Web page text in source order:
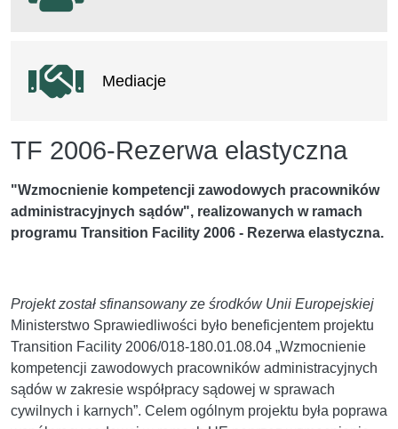
TF 2006-Rezerwa elastyczna
"Wzmocnienie kompetencji zawodowych pracowników
administracyjnych sądów", realizowanych w ramach
programu Transition Facility 2006 - Rezerwa elastyczna.
Projekt został sfinansowany ze środków Unii Europejskiej
Ministerstwo Sprawiedliwości było beneficjentem projektu
Transition Facility 2006/018-180.01.08.04 „Wzmocnienie
kompetencji zawodowych pracowników administracyjnych
sądów w zakresie współpracy sądowej w sprawach
cywilnych i karnych”. Celem ogólnym projektu była poprawa
Mediacje